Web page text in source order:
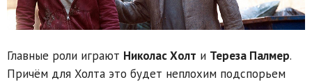
Главные роли играют Николас Холт и Тереза Палмер.
Причём для Холта это будет неплохим подспорьем